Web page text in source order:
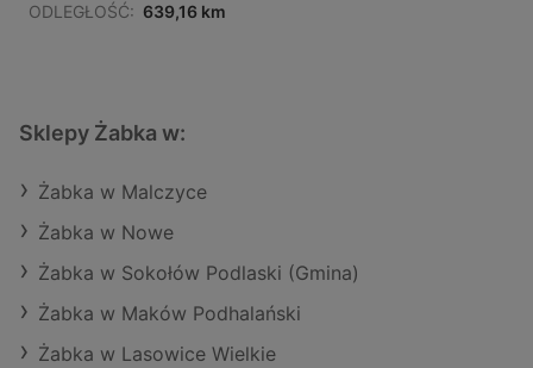
ODLEGŁOŚĆ: 639,16 km
Sklepy Żabka w:
Żabka w Malczyce
Żabka w Nowe
Żabka w Sokołów Podlaski (Gmina)
Żabka w Maków Podhalański
Żabka w Lasowice Wielkie